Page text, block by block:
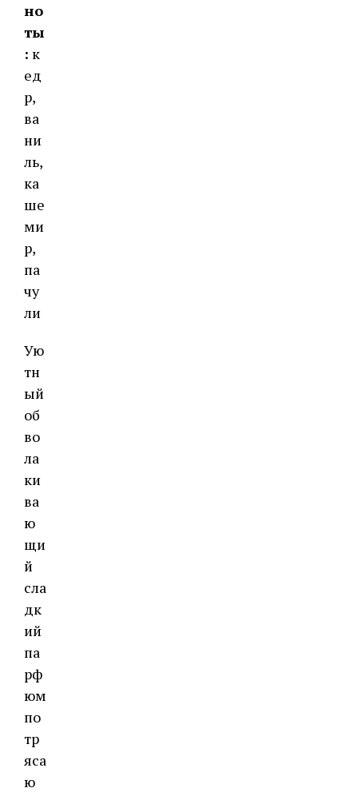
но
ты
: к
ед
р,
ва
ни
ль,
ка
ше
ми
р,
па
чу
ли
Ую
тн
ый
об
во
ла
ки
ва
ю
щи
й
сла
дк
ий
па
рф
юм
по
тр
яса
ю